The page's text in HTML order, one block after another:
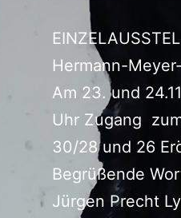
Hermann-
Am 23. und
Uhr Zugang
30/28 und 26
Begrüßende
Jürgen Precht